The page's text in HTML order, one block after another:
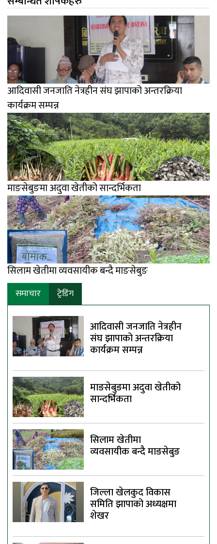
आदिवासी जनजाति नेत्रहीन संघ झापाको अन्तरक्रिया
कार्यक्रम सम्पन्न
माङसेबुङमा अदुवा खेतीको सान्दर्भिकता
सिलाम खेतीमा व्यवसायीक बन्दै माङसेबुङ
समाचार ट्रेडिंग
आदिवासी जनजाति नेत्रहीन
संघ झापाको अन्तरक्रिया
कार्यक्रम सम्पन्न
माङसेबुङमा अदुवा खेतीको
सान्दर्भिकता
सिलाम खेतीमा
व्यवसायीक बन्दै माङसेबुङ
जिल्ला खेलकुद विकास
समिति झापाको अध्यक्षमा
शेखर